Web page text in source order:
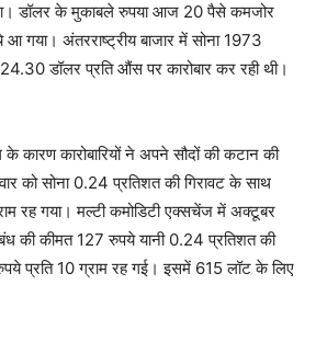
डॉलर के मुकाबले रुपया आज 20 पैसे कमजोर
गया। अंतरराष्ट्रीय बाजार में सोना 1973
डॉलर प्रति औंस पर कारोबार कर रही थी।
कारण कारोबारियों ने अपने सौदों की कटान की
को सोना 0.24 प्रतिशत की गिरावट के साथ
रह गया। मल्टी कमोडिटी एक्सचेंज में अक्टूबर
की कीमत 127 रुपये यानी 0.24 प्रतिशत की
प्रति 10 ग्राम रह गई। इसमें 615 लॉट के लिए